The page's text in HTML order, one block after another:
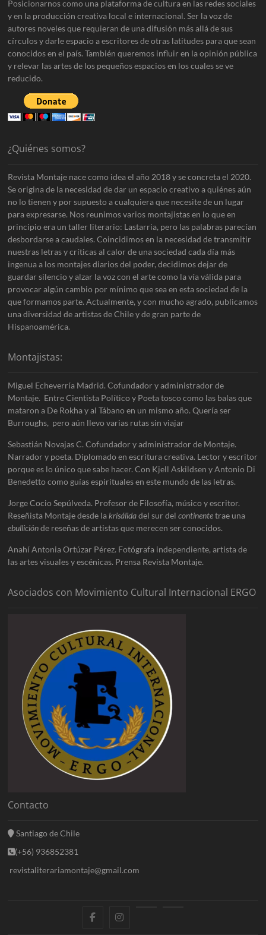
Posicionarnos como una plataforma de cultura en las redes sociales
y en la producción creativa local e internacional. Ser la voz de
autores noveles que requieran de una difusión más allá de sus
círculos y darle espacio a escritores de otras latitudes para que sean
conocidos en el país. También queremos influir en la opinión pública
y relevar las artes de los pequeños espacios en los cuales se ve
reducido.
¿Quiénes somos?
Revista Montaje nace como idea el año 2018 y se concreta el 2020.
Se origina de la necesidad de dar un espacio creativo a quiénes aún
no lo tienen y por supuesto a cualquiera que necesite de un lugar
para expresarse. Nos reunimos varios montajistas en lo que en
principio era un taller literario: Lastarria, pero las palabras parecían
desbordarse a caudales. Coincidimos en la necesidad de transmitir
nuestras letras y críticas al calor de una sociedad cada día más
ingenua a los montajes diarios del poder, decidimos dejar de
guardar silencio y alzar la voz con el arte como la vía válida para
provocar algún cambio por mínimo que sea en esta sociedad de la
que formamos parte. Actualmente, y con mucho agrado, publicamos
una diversidad de artistas de Chile y de gran parte de
Hispanoamérica.
Montajistas:
Miguel Echeverría Madrid. Cofundador y administrador de
Montaje. Entre Cientista Político y Poeta tosco como las balas que
mataron a De Rokha y al Tábano en un mismo año. Quería ser
Burroughs, pero aún llevo varias rutas sin viajar
Sebastián Novajas C. Cofundador y administrador de Montaje.
Narrador y poeta. Diplomado en escritura creativa. Lector y escritor
porque es lo único que sabe hacer. Con Kjell Askildsen y Antonio Di
Benedetto como guías espirituales en este mundo de las letras.
Jorge Cocio Sepúlveda. Profesor de Filosofía, músico y escritor.
Reseñista Montaje desde lakrisálidadel sur delcontinentetrae una
ebulliciónde reseñas de artistas que merecen ser conocidos.
Anahí Antonia Ortúzar Pérez. Fotógrafa independiente, artista de
las artes visuales y escénicas. Prensa Revista Montaje.
Asociados con Movimiento Cultural Internacional ERGO
Contacto
Santiago de Chile
(+56) 936852381
revistaliterariamontaje@gmail.com